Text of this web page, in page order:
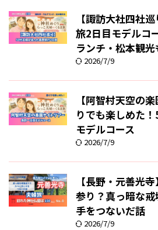
【諏訪大社四社
旅2日目モデルコ
ランチ・松本観光
2026/7/9
【阿智村天空の
りでも楽しめた
モデルコース
2026/7/9
【長野・元善光
参り？真っ暗な
手をつないだ話
2026/7/9